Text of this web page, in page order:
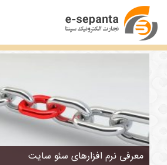
تگ : بالا رفتن رنک سایت
معرفی نرم افزارهای سئو سایت